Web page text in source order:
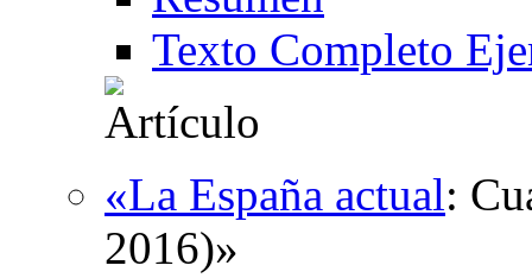
Texto Completo
«La España actual:
2016)»